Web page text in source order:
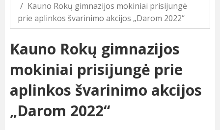
Kauno Rokų gimnazijos mokiniai prisijungė
prie aplinkos švarinimo akcijos „Darom 2022“
Kauno Rokų gimnazijos
mokiniai prisijungė prie
aplinkos švarinimo akcijos
„Darom 2022“